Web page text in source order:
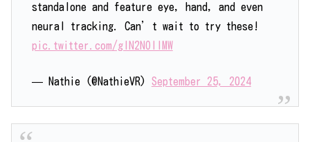
standalone and feature eye, hand, and even
neural tracking. Can’t wait to try these!
pic.twitter.com/gIN2NOllMW
— Nathie (@NathieVR) September 25, 2024